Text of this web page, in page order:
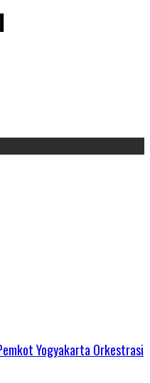
Yogyakarta Orkestrasi